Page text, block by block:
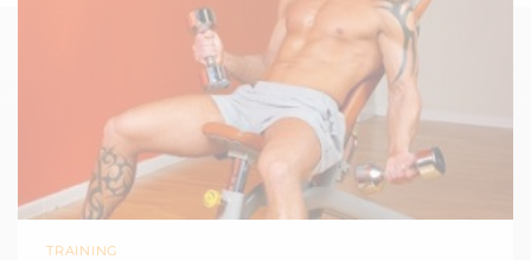
TRAINING